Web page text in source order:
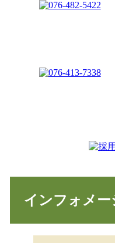
インフォメー